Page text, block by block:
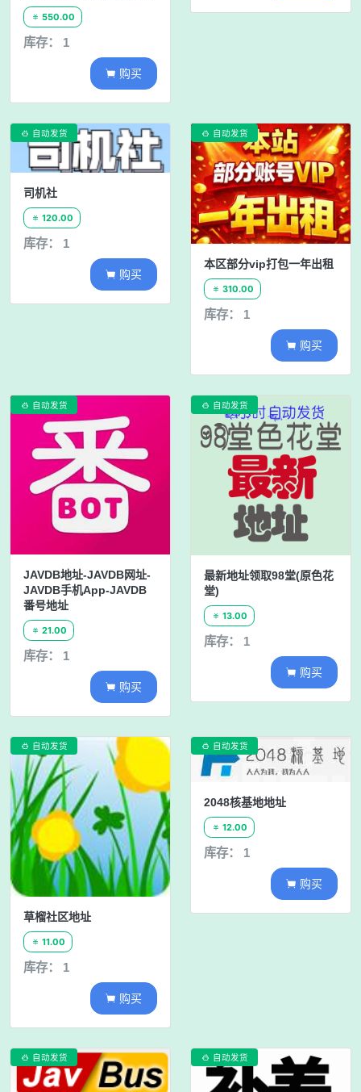
 550.00
库存： 1
 购买
 自动发货
司机社
 120.00
库存： 1
 购买
 自动发货
本区部分vip打包一年出租
 310.00
库存： 1
 购买
 自动发货
JAVDB地址-JAVDB网址-
JAVDB手机App-JAVDB
番号地址
 21.00
库存： 1
 购买
 自动发货
最新地址领取98堂(原色花
堂)
 13.00
库存： 1
 购买
 自动发货
草榴社区地址
 11.00
库存： 1
 购买
 自动发货
2048核基地地址
 12.00
库存： 1
 购买
 自动发货  自动发货